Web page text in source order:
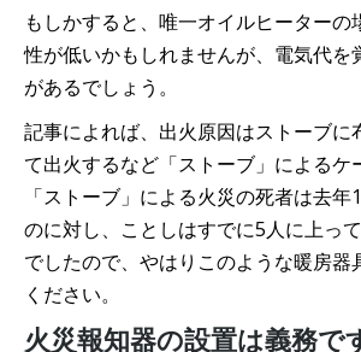
もしかすると、唯一オイルヒーターの
性が低いかもしれませんが、電気代を
があるでしょう。
記事によれば、出火原因はストーブに
て出火するなど「ストーブ」によるケ
「ストーブ」による火災の死者は去
のに対し、ことしはすでに5人に上っ
でしたので、やはりこのような暖房器
ください。
火災報知器の設置は義務で